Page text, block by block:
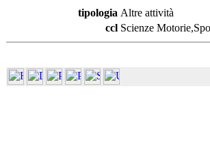
tipologia Altre attività
ccl Scienze